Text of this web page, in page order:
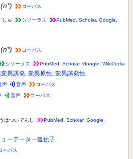
(n*) コーパス
しゅ シソーラス PubMed Scholar, Google
(n*) コーパス
シソーラス PubMed Scholar, Google WikiPedia
変異誘発, 変異原性, 変異誘発性
声 音声 コーパス
音声 コーパス
はついでんし PubMed Scholar, Google
ューテーター遺伝子
ーパス